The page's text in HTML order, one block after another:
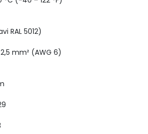
RAL 5012)
mm² (AWG 6)